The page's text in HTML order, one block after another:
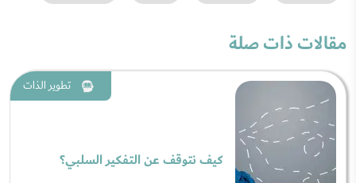
مقالات ذات صلة
تطوير الذات
كيف نتوقف عن التفكير السلبي؟